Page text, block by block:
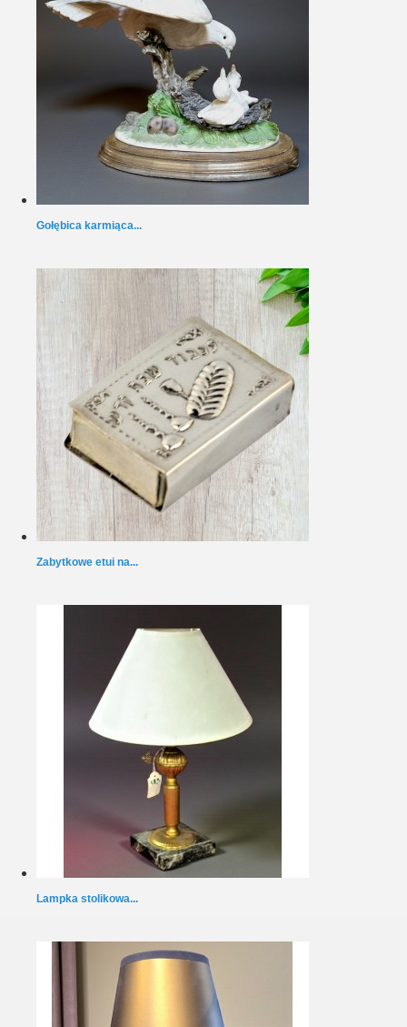
Gołębica karmiąca...
Zabytkowe etui na...
Lampka stolikowa...